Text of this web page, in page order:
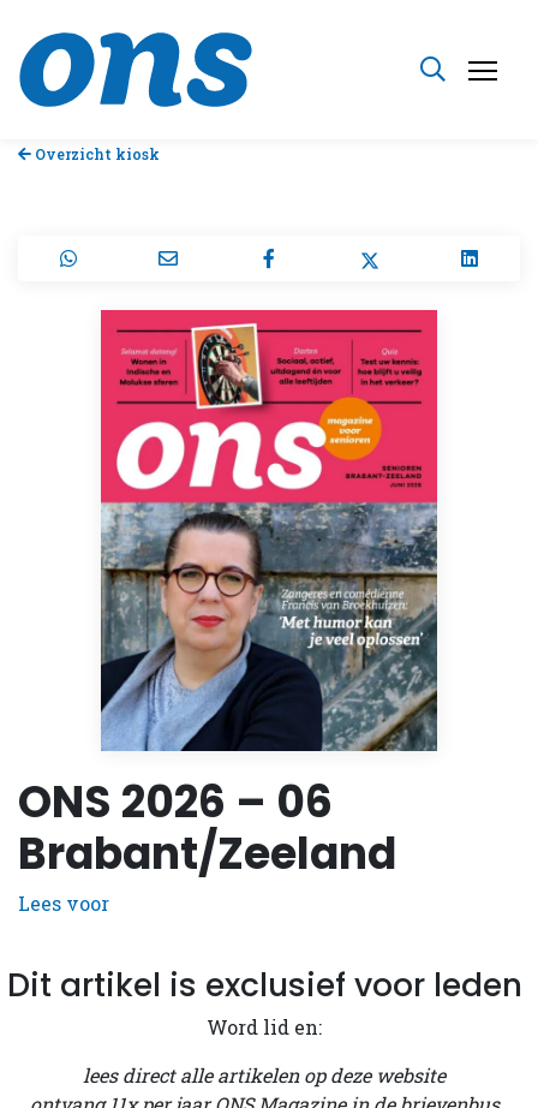
Overzicht kiosk
ONS 2026 – 06
Brabant/Zeeland
Lees voor
Dit artikel is exclusief voor leden
Word lid en:
lees direct alle artikelen op deze website